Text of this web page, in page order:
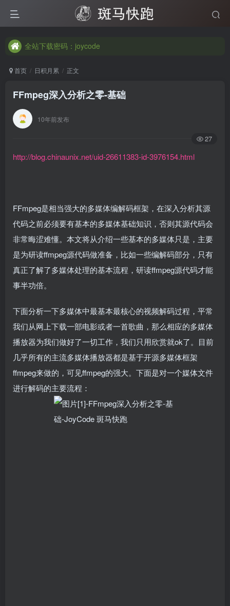
全站下载密码：joycode
全站下载密码：joycode
全站下载密码：joycode
首页 日积月累 正文
FFmpeg深入分析之零-基础
10年前发布
27
http://blog.chinaunix.net/uid-26611383-id-3976154.html
FFmpeg是相当强大的多媒体编解码框架，在深入分析其源
代码之前必须要有基本的多媒体基础知识，否则其源代码会
非常晦涩难懂。本文将从介绍一些基本的多媒体只是，主要
是为研读ffmpeg源代码做准备，比如一些编解码部分，只有
真正了解了多媒体处理的基本流程，研读ffmpeg源代码才能
事半功倍。
下面分析一下多媒体中最基本最核心的视频解码过程，平常
我们从网上下载一部电影或者一首歌曲，那么相应的多媒体
播放器为我们做好了一切工作，我们只用欣赏就ok了。目前
几乎所有的主流多媒体播放器都是基于开源多媒体框架
ffmpeg来做的，可见ffmpeg的强大。下面是对一个媒体文件
进行解码的主要流程：